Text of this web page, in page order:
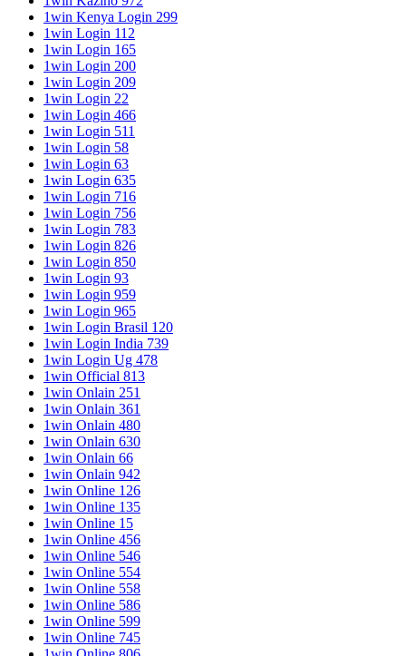
1win Kenya Login 299
1win Login 112
1win Login 165
1win Login 200
1win Login 209
1win Login 22
1win Login 466
1win Login 511
1win Login 58
1win Login 63
1win Login 635
1win Login 716
1win Login 756
1win Login 783
1win Login 826
1win Login 850
1win Login 93
1win Login 959
1win Login 965
1win Login Brasil 120
1win Login India 739
1win Login Ug 478
1win Official 813
1win Onlain 251
1win Onlain 361
1win Onlain 480
1win Onlain 630
1win Onlain 66
1win Onlain 942
1win Online 126
1win Online 135
1win Online 15
1win Online 456
1win Online 546
1win Online 554
1win Online 558
1win Online 586
1win Online 599
1win Online 745